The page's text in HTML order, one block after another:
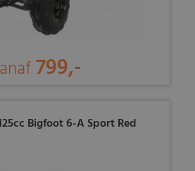
799,-
Bigfoot 6-A Sport Red